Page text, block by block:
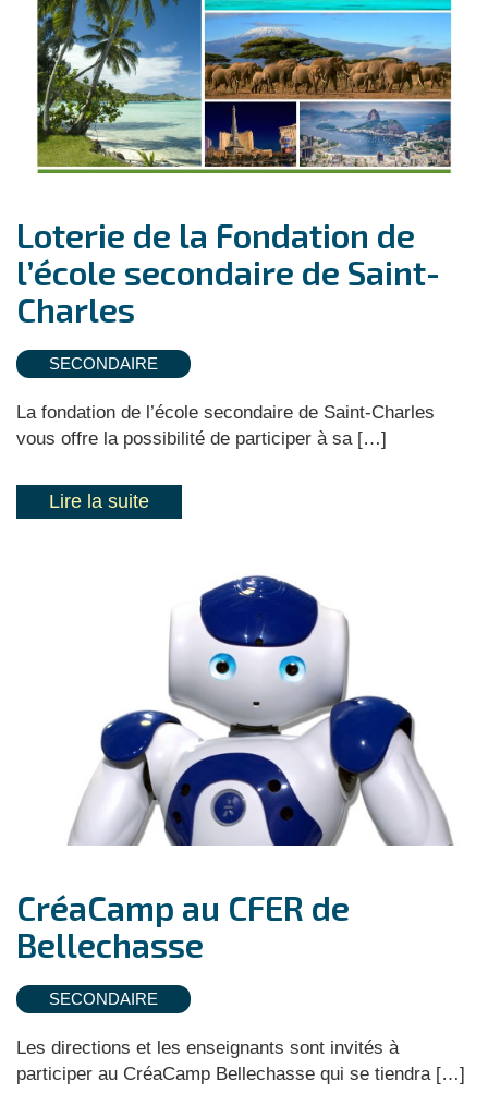
Loterie de la Fondation de
l’école secondaire de Saint-
Charles
SECONDAIRE
La fondation de l’école secondaire de Saint-Charles
vous offre la possibilité de participer à sa […]
Lire la suite
CréaCamp au CFER de
Bellechasse
SECONDAIRE
Les directions et les enseignants sont invités à
participer au CréaCamp Bellechasse qui se tiendra […]